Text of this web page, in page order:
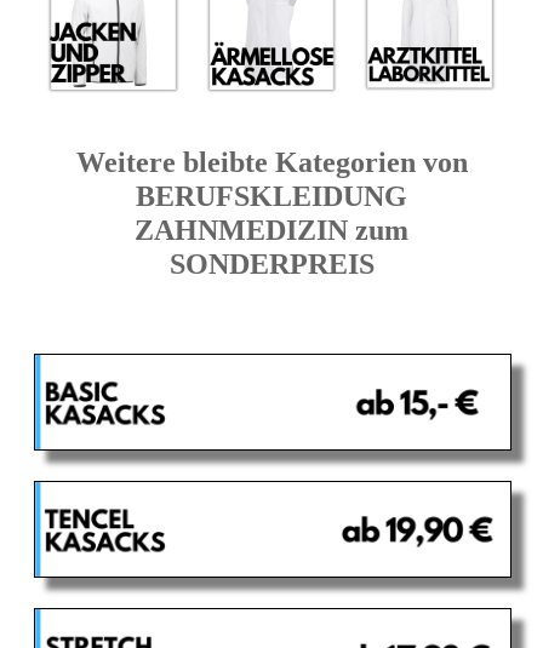
Weitere bleibte Kategorien von
BERUFSKLEIDUNG
ZAHNMEDIZIN zum
SONDERPREIS